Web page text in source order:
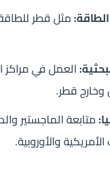
مثل قطر
العمل في مراكز
وخارج قطر.
متابعة الماجستير
والأوروبية.